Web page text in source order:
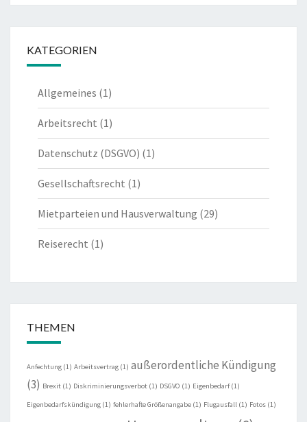
KATEGORIEN
Allgemeines (1)
Arbeitsrecht (1)
Datenschutz (DSGVO) (1)
Gesellschaftsrecht (1)
Mietparteien und Hausverwaltung (29)
Reiserecht (1)
THEMEN
Anfechtung (1) Arbeitsvertrag (1) außerordentliche Kündigung
(3) Brexit (1) Diskriminierungsverbot (1) DSGVO (1) Eigenbedarf(1)
Eigenbedarfskündigung (1) fehlerhafte Größenangabe (1) Flugausfall (1) Fotos (1)